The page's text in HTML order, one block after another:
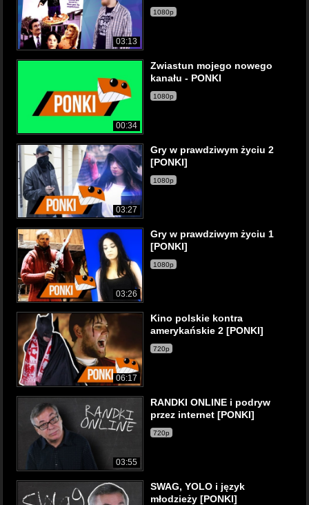
03:13
1080p
00:34
Zwiastun mojego nowego
kanału - PONKI
1080p
03:27
Gry w prawdziwym życiu 2
[PONKI]
1080p
03:26
Gry w prawdziwym życiu 1
[PONKI]
1080p
06:17
Kino polskie kontra
amerykańskie 2 [PONKI]
720p
03:55
RANDKI ONLINE i podryw
przez internet [PONKI]
720p
SWAG, YOLO i język
młodzieży [PONKI]